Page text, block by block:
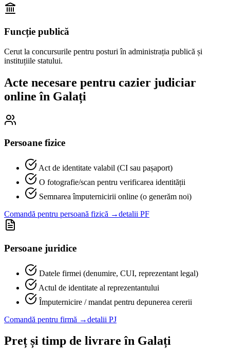
Funcție publică
Cerut la concursurile pentru posturi în administrația publică și
instituțiile statului.
Acte necesare pentru cazier judiciar
online în Galați
Persoane fizice
Act de identitate valabil (CI sau pașaport)
O fotografie/scan pentru verificarea identității
Semnarea împuternicirii online (o generăm noi)
Comandă pentru persoană fizică →detalii PF
Persoane juridice
Datele firmei (denumire, CUI, reprezentant legal)
Actul de identitate al reprezentantului
Împuternicire / mandat pentru depunerea cererii
Comandă pentru firmă →detalii PJ
Preț și timp de livrare în Galați